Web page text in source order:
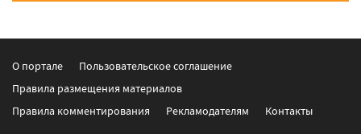
О портале
Пользовательское соглашение
Правила размещения материалов
Правила комментирования
Рекламодателям Контакты